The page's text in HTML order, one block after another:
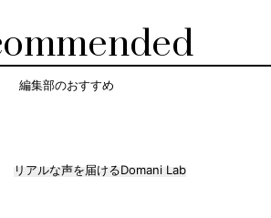
編集部のおすすめ
リアルな声を届けるDomani Lab